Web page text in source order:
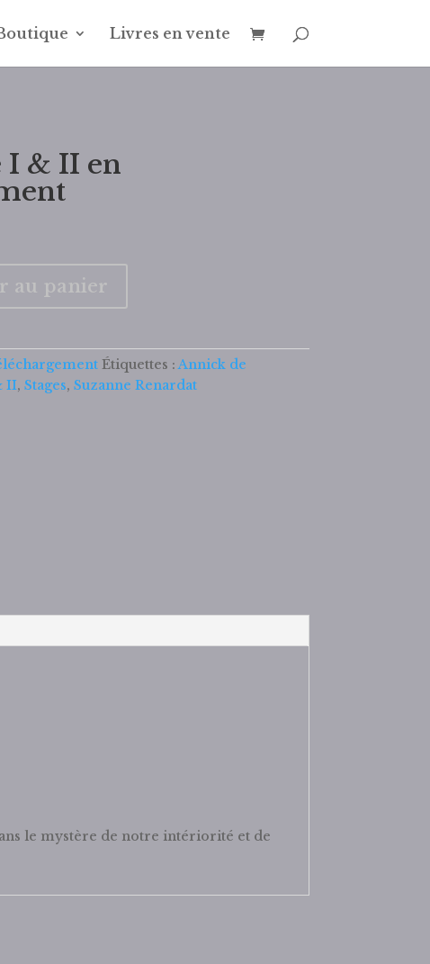
Livres en vente
I & II en
au panier
Étiquettes :Annick de
II, Stages, Suzanne Renardat
le mystère de notre intériorité et de